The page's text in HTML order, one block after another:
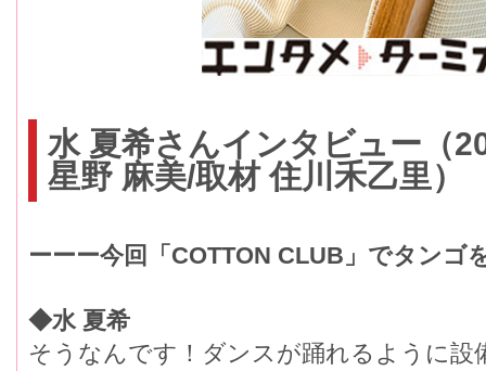
水 夏希さんインタビュー（
星野 麻美/取材 住川禾乙里）
ーーー今回「COTTON CLUB」でタンゴ
◆水 夏希
そうなんです！ダンスが踊れるように